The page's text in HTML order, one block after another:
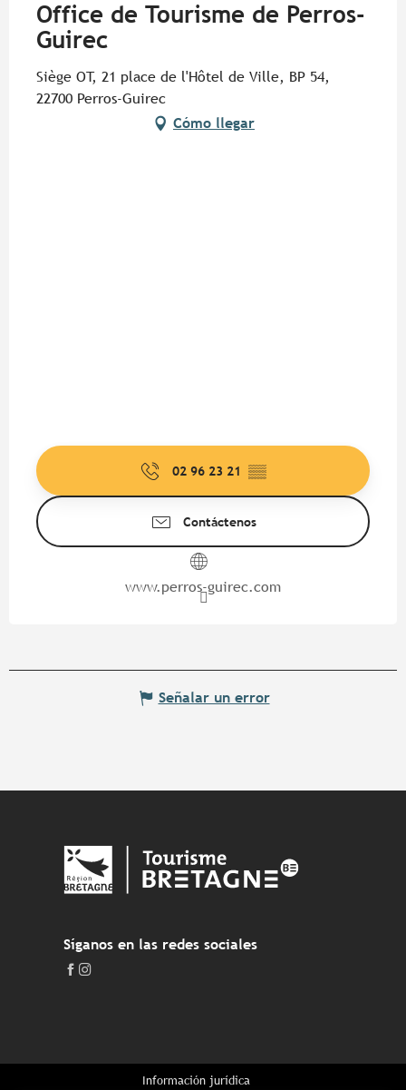
Office de Tourisme de Perros-
Guirec
Siège OT, 21 place de l'Hôtel de Ville, BP 54,
22700 Perros-Guirec
Cómo llegar
02 96 23 21 ▒▒
Contáctenos
www.perros-guirec.com
Señalar un error
Síganos en las redes sociales
Información jurídica